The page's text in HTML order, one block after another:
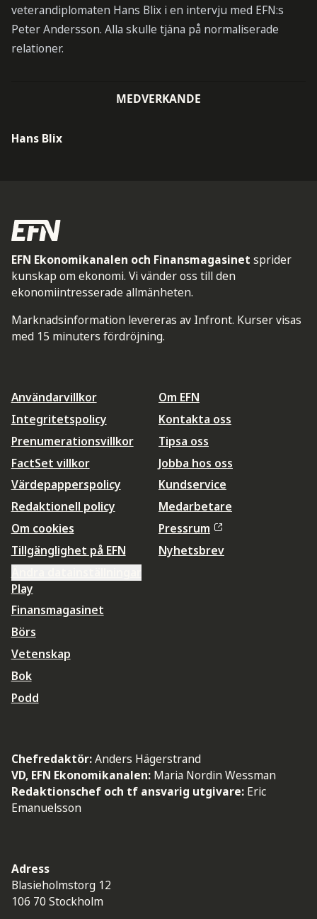
veterandiplomaten Hans Blix i en intervju med EFN:s
Peter Andersson. Alla skulle tjäna på normaliserade
relationer.
MEDVERKANDE
Hans Blix
EFN Ekonomikanalen och Finansmagasinet sprider
kunskap om ekonomi. Vi vänder oss till den
ekonomiintresserade allmänheten.
Marknadsinformation levereras av Infront. Kurser visas
med 15 minuters fördröjning.
Användarvillkor
Integritetspolicy
Prenumerationsvillkor
FactSet villkor
Värdepapperspolicy
Redaktionell policy
Om cookies
Tillgänglighet på EFN
Om EFN
Kontakta oss
Tipsa oss
Jobba hos oss
Kundservice
Medarbetare
Pressrum
Nyhetsbrev
Play
Finansmagasinet
Börs
Vetenskap
Bok
Podd
Chefredaktör:Anders Hägerstrand
VD, EFN Ekonomikanalen: Maria Nordin Wessman
Redaktionschef och tf ansvarig utgivare: Eric
Emanuelsson
Adress
Blasieholmstorg 12
106 70 Stockholm